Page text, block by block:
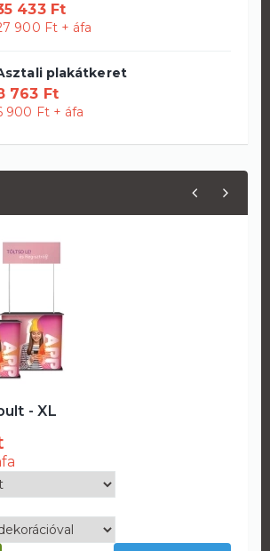
433 Ft
900 Ft + áfa
plakátkeret
763 Ft
900 Ft + áfa
- XL